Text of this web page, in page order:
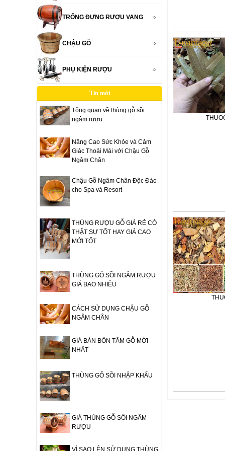
TRỐNG ĐỰNG RƯỢU VANG
CHẬU GỖ
PHỤ KIỆN RƯỢU
Tin mới
Tổng quan về thùng gỗ sồi
ngâm rượu
Nâng Cao Sức Khỏe và Cảm
Giác Thoải Mái với Chậu Gỗ
Ngâm Chân
Chậu Gỗ Ngâm Chân Độc Đáo
cho Spa và Resort
THÙNG RƯỢU GỖ GIÁ RẺ CÓ
THẬT SỰ TỐT HAY GIÁ CAO
MỚI TỐT
THÙNG GỖ SỒI NGÂM RƯỢU
GIÁ BAO NHIÊU
CÁCH SỬ DỤNG CHẬU GỖ
NGÂM CHÂN
GIÁ BÁN BỒN TẮM GỖ MỚI
NHẤT
THÙNG GỖ SỒI NHẬP KHẨU
GIÁ THÙNG GỖ SỒI NGÂM
RƯỢU
VÌ SAO LÊN SỬ DỤNG THÙNG